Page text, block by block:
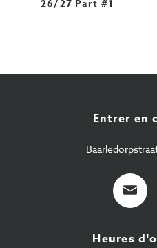
26/27 Part #1
Entrer en
E-
Mail
Heures